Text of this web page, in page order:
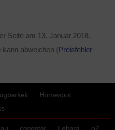
Seite am 13. Januar 2018.
kann abweichen (Preisfehler
Homespot
congstar Lebara o2